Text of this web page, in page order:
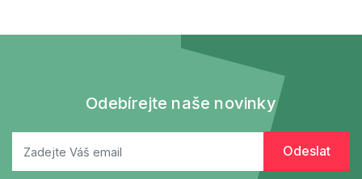
Odebírejte naše novinky